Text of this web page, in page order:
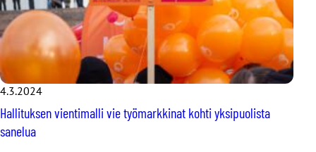
4.3.2024
Hallituksen vientimalli vie työmarkkinat kohti yksipuolista
sanelua